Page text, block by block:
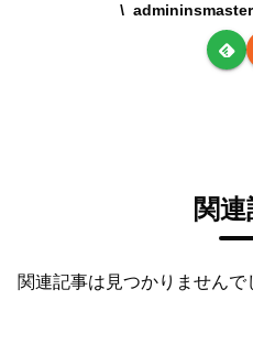
admininsmaster
関
関連記事は見つかりませんで